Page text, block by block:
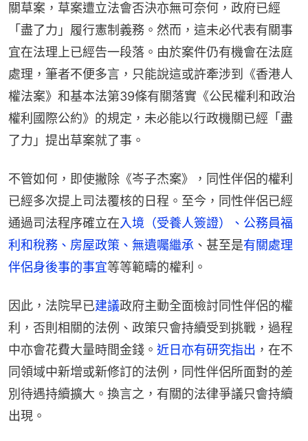
關草案，草案遭立法會否決亦無可奈何，政府已經
「盡了力」履行憲制義務。然而，這未必代表有關事
宜在法理上已經告一段落。由於案件仍有機會在法庭
處理，筆者不便多言，只能說這或許牽涉到《香港人
權法案》和基本法第39條有關落實《公民權利和政治
權利國際公約》的規定，未必能以行政機關已經「盡
了力」提出草案就了事。
不管如何，即使撇除《岑子杰案》，同性伴侶的權利
已經多次提上司法覆核的日程。至今，同性伴侶已經
通過司法程序確立在入境（受養人簽證）、公務員福
利和稅務、房屋政策、無遺囑繼承 、甚至是有關處理
伴侶身後事的事宜等等範疇的權利。
因此，法院早已建議政府主動全面檢討同性伴侶的權
利，否則相關的法例、政策只會持續受到挑戰，過程
中亦會花費大量時間金錢。 近日亦有研究指出 ，在不
同領域中新增或新修訂的法例，同性伴侶所面對的差
別待遇持續擴大。換言之，有關的法律爭議只會持續
出現。